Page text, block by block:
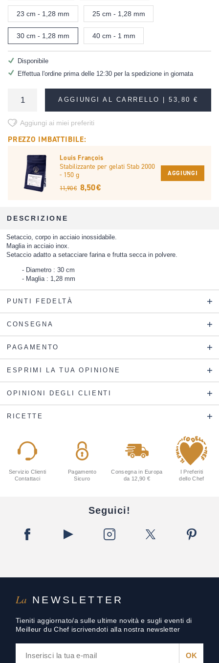
23 cm - 1,28 mm 25 cm - 1,28 mm
30 cm - 1,28 mm 40 cm - 1 mm
Disponibile
Effettua l'ordine prima delle 12:30 per la spedizione in giornata
AGGIUNGI AL CARRELLO |53,80 €
Aggiungi ai miei preferiti
PREZZO IMBATTIBILE:
Louis François
Stabilizzante per gelati Stab 2000
- 150 g
11,90 € 8,50 €
AGGIUNGI
DESCRIZIONE
Setaccio, corpo in acciaio inossidabile.
Maglia in acciaio inox.
Setaccio adatto a setacciare farina e frutta secca in polvere.
Diametro : 30 cm
Maglia : 1,28 mm
PUNTI FEDELTÀ
CONSEGNA
PAGAMENTO
ESPRIMI LA TUA OPINIONE
OPINIONI DEGLI CLIENTI
RICETTE
La NEWSLETTER
Tieniti aggiornato/a sulle ultime novità e sugli eventi di
Meilleur du Chef iscrivendoti alla nostra newsletter
Servizio Clienti
Contattaci
Pagamento
Sicuro
Consegna in Europa
da 12,90 €
I Preferiti
dello Chef
Seguici!